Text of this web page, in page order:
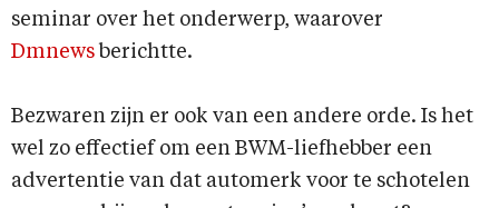
seminar over het onderwerp, waarover
Dmnews berichtte.
Bezwaren zijn er ook van een andere orde. Is het
wel zo effectief om een BWM-liefhebber een
advertentie van dat automerk voor te schotelen